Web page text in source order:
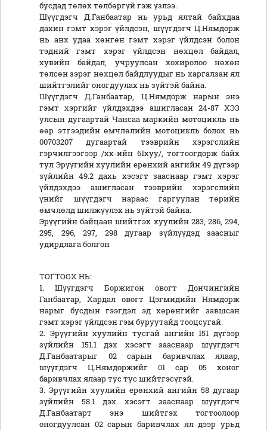
бусдад төлөх төлбөргүй гэж үзлээ.
Шүүгдэгч Д.Ганбаатар нь урьд ялтай байхдаа
дахин гэмт хэрэг үйлдсэн, шүүгдэгч Ц.Нямдорж
нь анх удаа хөнгөн гэмт хэрэг үйлдсэн болон
тэдний гэмт хэрэг үйлдсэн нөхцөл байдал,
хувийн байдал, учруулсан хохиролоо нөхөн
төлсөн зэрэг нөхцөл байдлуудыг нь харгалзан ял
шийтгэлийг оногдуулах нь зүйтэй байна.
Шүүгдэгч Д.Ганбаатар, Ц.Нямдорж нарын энэ
гэмт хэргийг үйлдэхдээ ашигласан 24-87 ХЭЗ
улсын дугаартай Чансаа маркийн мотоцикль нь
өөр этгээдийн өмчлөлийн мотоцикль болох нь
00703207 дугаартай тээврийн хэрэгслийн
гэрчилгээгээр /хх-ийн 61хуу/, тогтоогдорж байх
тул Эрүүгийн хуулийн ерөнхий ангийн 49 дүгээр
зүйлийн 49.2 дахь хэсэгт зааснаар гэмт хэрэг
үйлдэхдээ ашигласан тээврийн хэрэгслийн
үнийг шүүгдэгч нараас гаргуулан төрийн
өмчлөлд шилжүүлэх нь зүйтэй байна.
Эрүүгийн байцаан шийтгэх хуулийн 283, 286, 294,
295, 296, 297, 298 дугаар зүйлүүдэд заасныг
удирдлага болгон
ТОГТООХ НЬ:
1. Шүүгдэгч Боржигон овогт Дончингийн
Ганбаатар, Хардал овогт Цэгмидийн Нямдорж
нарыг бусдын гээгдэл эд хөрөнгийг завшсан
гэмт хэрэг үйлдсэн гэм буруутайд тооцсугай.
2. Эрүүгийн хуулийн тусгай ангийн 151 дүгээр
зүйлийн 151.1 дэх хэсэгт зааснаар шүүгдэгч
Д.Ганбаатарыг 02 сарын баривчлах ялаар,
шүүгдэгч Ц.Нямдоржийг 01 сар 05 хоног
баривчлах ялаар тус тус шийтгэсүгэй.
3. Эрүүгийн хуулийн ерөнхий ангийн 58 дугаар
зүйлийн 58.1 дэх хэсэгт зааснаар шүүгдэгч
Д.Ганбаатарт энэ шийтгэх тогтоолоор
оногдуулсан 02 сарын баривчлах ял дээр урьд